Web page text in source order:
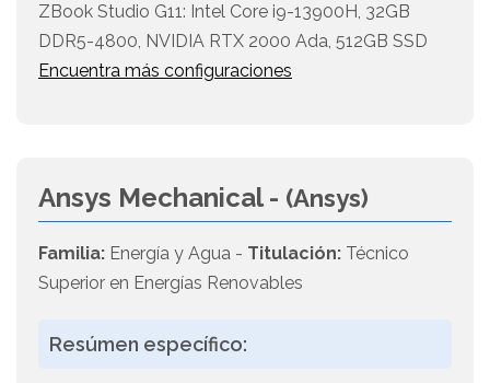
ZBook Studio G11: Intel Core i9-13900H, 32GB
DDR5-4800, NVIDIA RTX 2000 Ada, 512GB SSD
Encuentra más configuraciones
Ansys Mechanical - (Ansys)
Familia: Energía y Agua - Titulación: Técnico
Superior en Energías Renovables
Resúmen específico: